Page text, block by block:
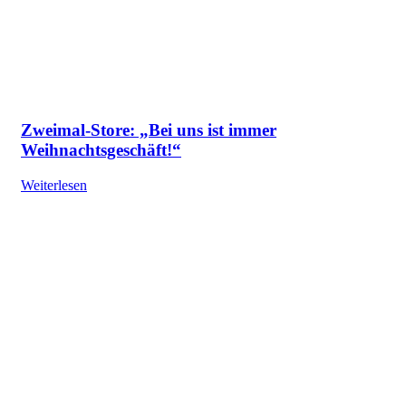
Zweimal-Store: „Bei uns ist immer
Weihnachtsgeschäft!“
Weiterlesen